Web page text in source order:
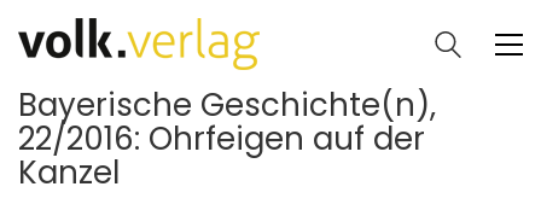
Bayerische Geschichte(n),
22/2016: Ohrfeigen auf der
Kanzel